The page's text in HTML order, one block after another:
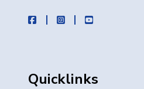
facebookinstagramyoutube
Quicklinks